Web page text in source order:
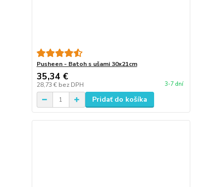
Pusheen - Batoh s ušami 30x21cm
35,34 €
28,73 € bez DPH 3-7 dní
Pridať do košíka